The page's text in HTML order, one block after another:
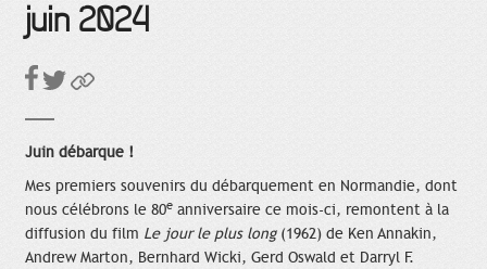
juin 2024
Juin débarque !
Mes premiers souvenirs du débarquement en Normandie, dont
nous célébrons le 80e anniversaire ce mois-ci, remontent à la
diffusion du film Le jour le plus long(1962) de Ken Annakin,
Andrew Marton, Bernhard Wicki, Gerd Oswald et Darryl F.